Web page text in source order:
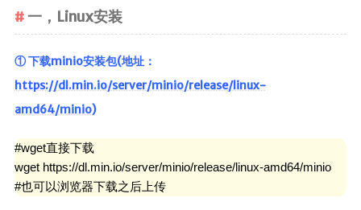
一，Linux安装
① 下载minio安装包(地址：
https://dl.min.io/server/minio/release/linux-
amd64/minio)
#wget直接下载
wget https://dl.min.io/server/minio/release/linux-amd64/minio
#也可以浏览器下载之后上传